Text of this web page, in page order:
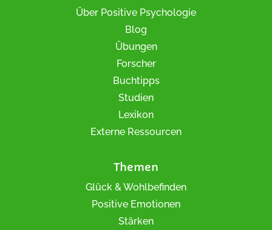
Über Positive Psychologie
Blog
Übungen
Forscher
Buchtipps
Studien
Lexikon
Externe Ressourcen
Themen
Glück & Wohlbefinden
Positive Emotionen
Stärken